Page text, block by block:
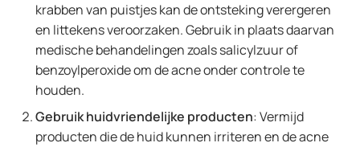
krabben van puistjes kan de ontsteking verergeren
en littekens veroorzaken. Gebruik in plaats daarvan
medische behandelingen zoals salicylzuur of
benzoylperoxide om de acne onder controle te
houden.
Gebruik huidvriendelijke producten: Vermijd
producten die de huid kunnen irriteren en de acne